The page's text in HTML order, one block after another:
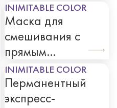
INIMITABLE COLOR
Маска для
смешивания с
прямым
красителем
INIMITABLE COLOR
Перманентный
экспресс-